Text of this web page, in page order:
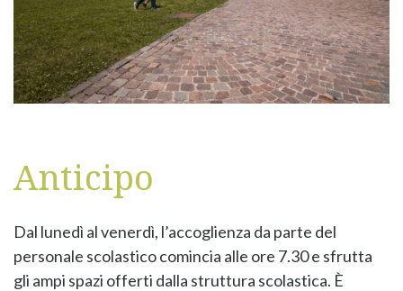
Anticipo
Dal lunedì al venerdì, l’accoglienza da parte del
personale scolastico comincia alle ore 7.30 e sfrutta
gli ampi spazi offerti dalla struttura scolastica. È